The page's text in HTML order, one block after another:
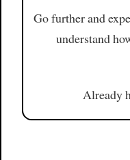
Go further and
understand
Already